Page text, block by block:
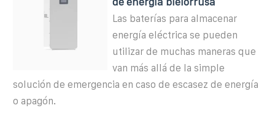
Las baterías para almacenar
energía eléctrica se pueden
utilizar de muchas maneras que
van más allá de la simple
solución de emergencia en caso de escasez de energía
o apagón.